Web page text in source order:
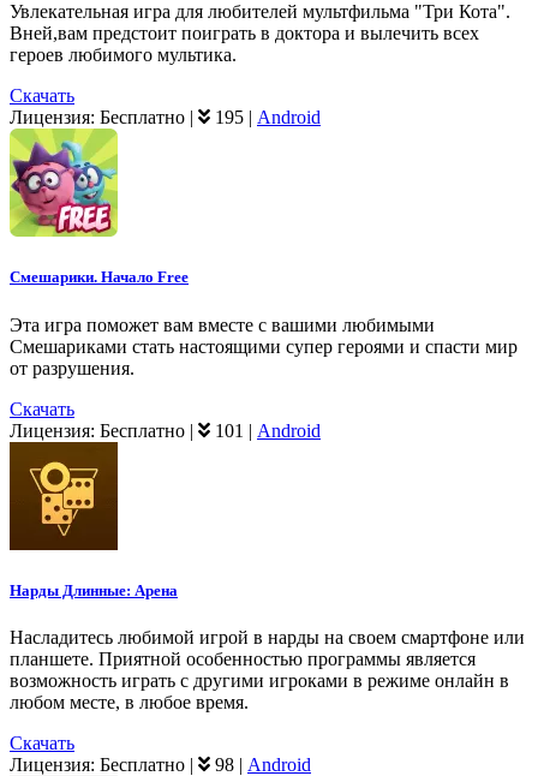
Увлекательная игра для любителей мультфильма "Три Кота".
Вней,вам предстоит поиграть в доктора и вылечить всех
героев любимого мультика.
Скачать
Лицензия: Бесплатно | 195 | Android
Смешарики. Начало Free
Эта игра поможет вам вместе с вашими любимыми
Смешариками стать настоящими супер героями и спасти мир
от разрушения.
Скачать
Лицензия: Бесплатно | 101 | Android
Нарды Длинные: Арена
Насладитесь любимой игрой в нарды на своем смартфоне или
планшете. Приятной особенностью программы является
возможность играть с другими игроками в режиме онлайн в
любом месте, в любое время.
Скачать
Лицензия: Бесплатно | 98 | Android